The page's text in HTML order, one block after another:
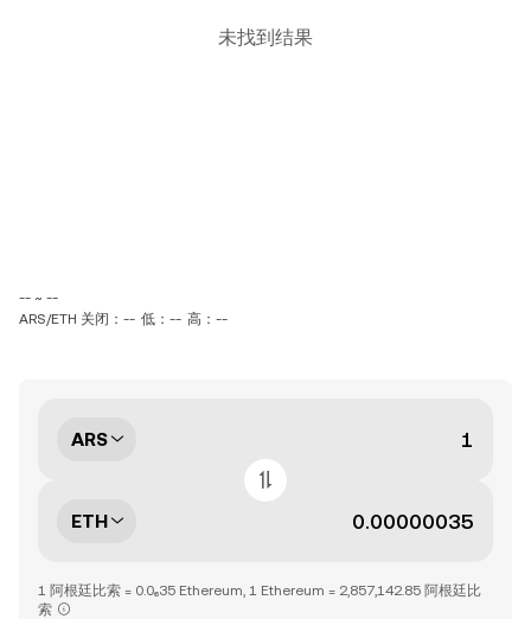
未找到结果
-- ~ --
ARS/ETH 关闭：-- 低：-- 高：--
ARS
ETH
1 阿根廷比索 = 0.0₆35 Ethereum, 1 Ethereum = 2,857,142.85 阿根廷比
索